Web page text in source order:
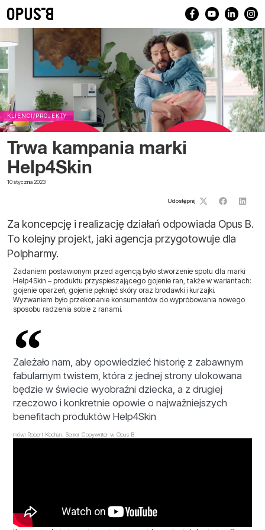
KLIENCI/PROJEKTY
Trwa kampania marki
Help4Skin
10 stycznia 2023
Udostępnij
Za koncepcję i realizację działań odpowiada Opus B.
To kolejny projekt, jaki agencja przygotowuje dla
Polpharmy.
Zadaniem postawionym przed agencją było stworzenie spotu dla marki
Help4Skin – produktu przyspieszającego gojenie ran, także w wariantach:
gojenie oparzeń, gojenie pęknięć skóry oraz brodawki i kurzajki.
Wyzwaniem było przekonanie konsumentów do wypróbowania nowego
sposobu radzenia sobie z ranami.
Zależało nam, aby opowiedzieć historię z zabawnym
fabularnym twistem, która z jednej strony ulokowana
będzie w świecie wyobraźni dziecka, a z drugiej
rzeczowo i konkretnie opowie o najważniejszych
benefitach produktów Help4Skin
mówi Robert Kochan, Senior Copywriter w Opus B.